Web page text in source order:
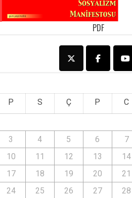
PDF
P S Ç P C
3
4 5 6 7
10
11 12 13 14
17
18 19 20 21
24
25 26 27 28